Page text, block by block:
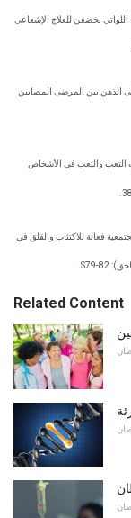
اللواتي يخضعن للعلاج الإشعاعي
الذهن بين المرضى المصابين
التعب والتعب في الأشخاص
فعالة للاكتئاب والقلق في
Related Content